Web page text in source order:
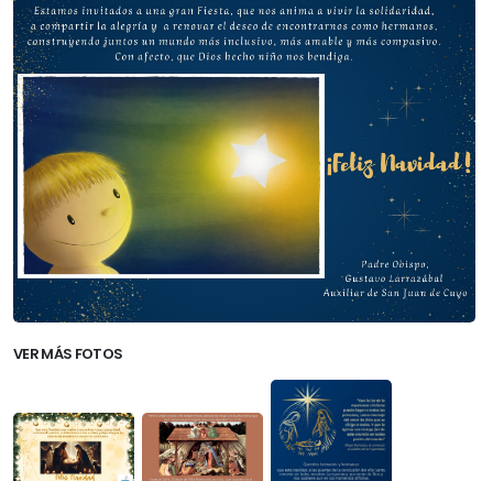
VER MÁS FOTOS